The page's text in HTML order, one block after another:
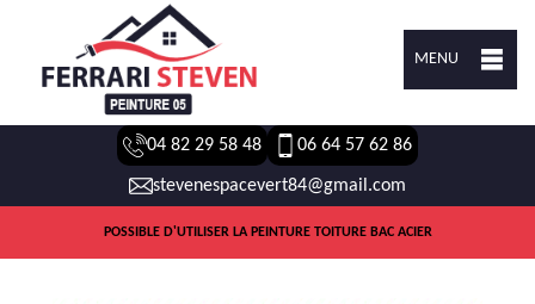
MENU
04 82 29 58 48 06 64 57 62 86
stevenespacevert84@gmail.com
POSSIBLE D'UTILISER LA PEINTURE TOITURE BAC ACIER